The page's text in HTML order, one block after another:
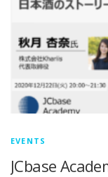
EVENTS
JCbase